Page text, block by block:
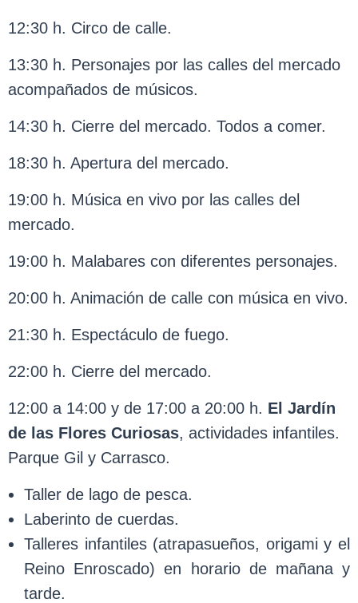
12:30 h. Circo de calle.
13:30 h. Personajes por las calles del mercado
acompañados de músicos.
14:30 h. Cierre del mercado. Todos a comer.
18:30 h. Apertura del mercado.
19:00 h. Música en vivo por las calles del
mercado.
19:00 h. Malabares con diferentes personajes.
20:00 h. Animación de calle con música en vivo.
21:30 h. Espectáculo de fuego.
22:00 h. Cierre del mercado.
12:00 a 14:00 y de 17:00 a 20:00 h. El Jardín
de las Flores Curiosas, actividades infantiles.
Parque Gil y Carrasco.
Taller de lago de pesca.
Laberinto de cuerdas.
Talleres infantiles (atrapasueños, origami y el
Reino Enroscado) en horario de mañana y
tarde.